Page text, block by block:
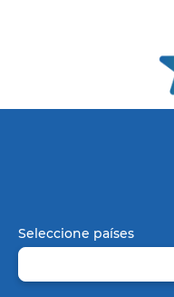
Seleccione países